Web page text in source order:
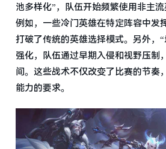
池多样化”，队伍开始频繁使用非主流
例如，一些冷门英雄在特定阵容中发
打破了传统的英雄选择模式。另外，
强化，队伍通过早期入侵和视野压制
间。这些战术不仅改变了比赛的节奏
能力的要求。